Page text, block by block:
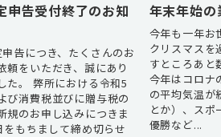
申告受付終了のお知
告につき、たくさんのお
頼をいただき、誠にあり
た。 弊所における令和5
び消費税並びに贈与税の
規のお申し込みにつきま
をもちまして締め切らせ
年末年始
今年も一年お
クリスマスを
すところあと
今年はコロナ
の平均気温が
とか）、スポ
優勝など...